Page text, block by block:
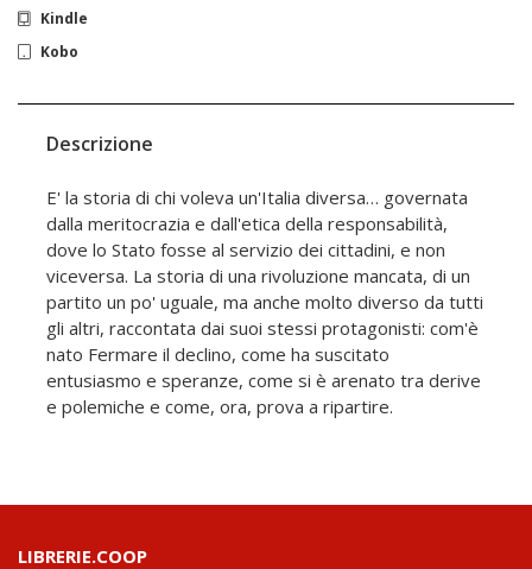
Kindle
Kobo
Descrizione
E' la storia di chi voleva un'Italia diversa… governata
dalla meritocrazia e dall'etica della responsabilità,
dove lo Stato fosse al servizio dei cittadini, e non
viceversa. La storia di una rivoluzione mancata, di un
partito un po' uguale, ma anche molto diverso da tutti
gli altri, raccontata dai suoi stessi protagonisti: com'è
nato Fermare il declino, come ha suscitato
entusiasmo e speranze, come si è arenato tra derive
e polemiche e come, ora, prova a ripartire.
LIBRERIE.COOP